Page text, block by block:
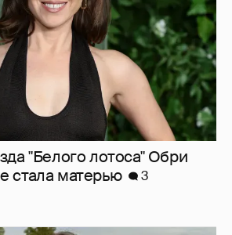
"Белого лотоса" Обри
стала матерью
3